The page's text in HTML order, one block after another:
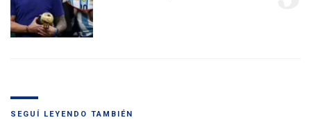
SEGUÍ LEYENDO TAMBIÉN